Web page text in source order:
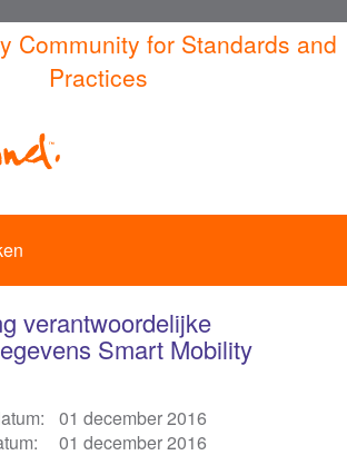
Community for Standards and
Practices
verantwoordelijke
Smart Mobility
01 december 2016
01 december 2016